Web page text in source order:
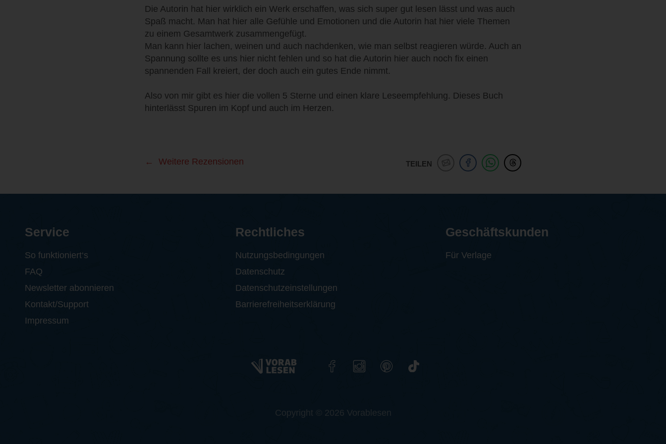
Die Autorin hat hier wirklich ein Werk erschaffen, was sich super gut lesen lässt und was auch
Spaß macht. Man hat hier alle Gefühle und Emotionen und die Autorin hat hier viele Themen
zu einem Gesamtwerk zusammengefügt.
Man kann hier lachen, weinen und auch nachdenken, wie man selbst reagieren würde. Auch an
Spannung sollte es uns hier nicht fehlen und so hat die Autorin hier auch noch fix einen
spannenden Fall kreiert, der doch auch ein gutes Ende nimmt.
Also von mir gibt es hier die vollen 5 Sterne und einen klare Leseempfehlung. Dieses Buch
hinterlässt Spuren im Kopf und auch im Herzen.
TEILEN
Weitere Rezensionen
Service
So funktioniert‘s
FAQ
Newsletter abonnieren
Kontakt/Support
Impressum
Rechtliches
Nutzungsbedingungen
Datenschutz
Datenschutzeinstellungen
Barrierefreiheitserklärung
Geschäftskunden
Für Verlage
Copyright © 2026 Vorablesen